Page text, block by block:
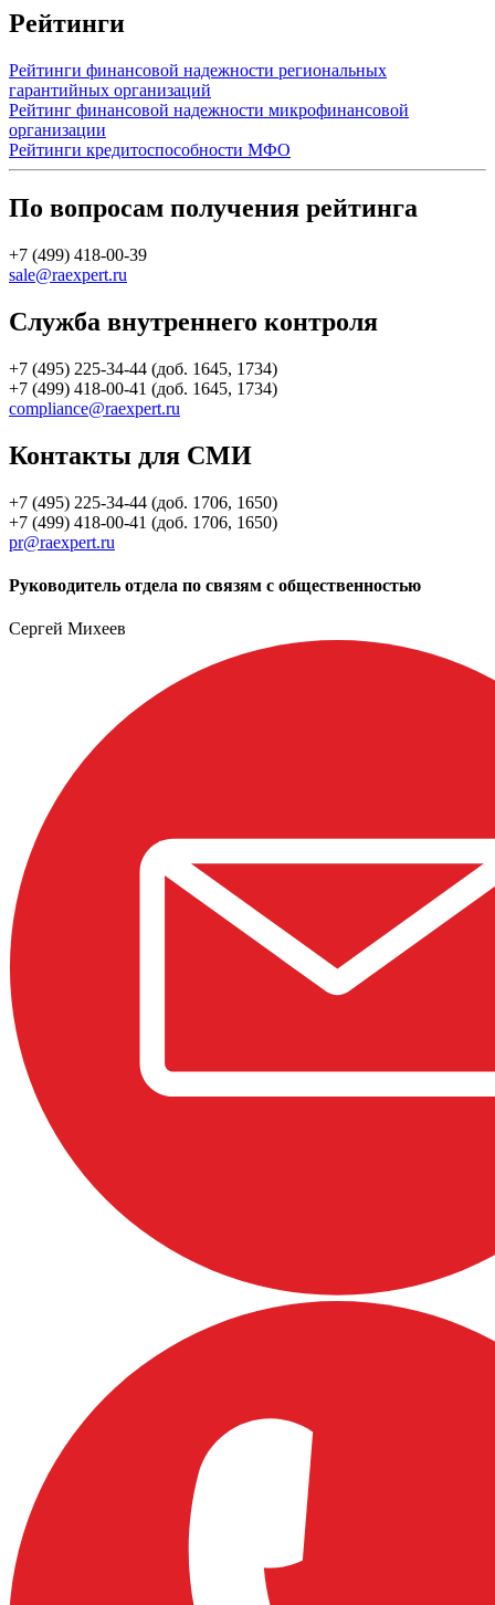
Рейтинги
Рейтинги финансовой надежности региональных
гарантийных организаций
Рейтинг финансовой надежности микрофинансовой
организации
Рейтинги кредитоспособности МФО
По вопросам получения рейтинга
+7 (499) 418-00-39
sale@raexpert.ru
Служба внутреннего контроля
+7 (495) 225-34-44 (доб. 1645, 1734)
+7 (499) 418-00-41 (доб. 1645, 1734)
compliance@raexpert.ru
Контакты для СМИ
+7 (495) 225-34-44 (доб. 1706, 1650)
+7 (499) 418-00-41 (доб. 1706, 1650)
pr@raexpert.ru
Руководитель отдела по связям с общественностью
Сергей Михеев